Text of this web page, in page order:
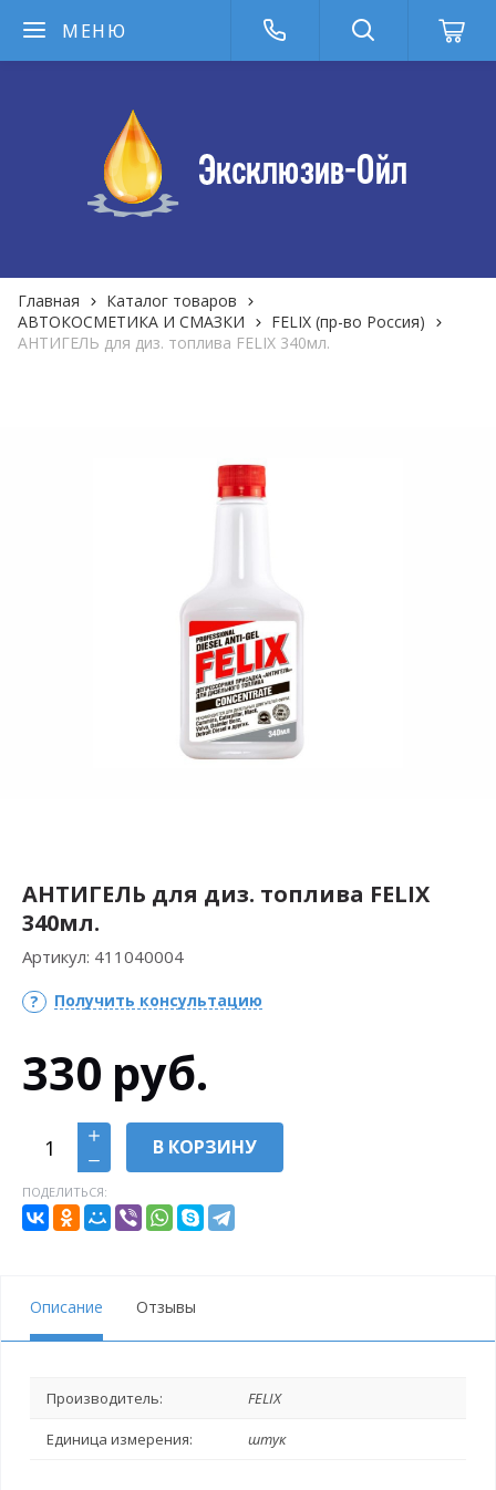
МЕНЮ
Главная
Каталог товаров
АВТОКОСМЕТИКА И СМАЗКИ
FELIX (пр-во Россия)
АНТИГЕЛЬ для диз. топлива FELIX 340мл.
АНТИГЕЛЬ для диз. топлива FELIX
340мл.
Артикул: 411040004
Получить консультацию
330 руб.
В КОРЗИНУ
ПОДЕЛИТЬСЯ:
Описание Отзывы
Производитель: FELIX
Единица измерения: штук